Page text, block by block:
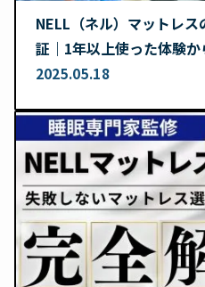
NELL（ネル）マットレ
証｜1年以上使った体験
レビュー
2025.05.18